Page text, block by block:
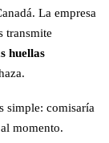
La empresa
transmite
huellas
simple: comisaría
momento.